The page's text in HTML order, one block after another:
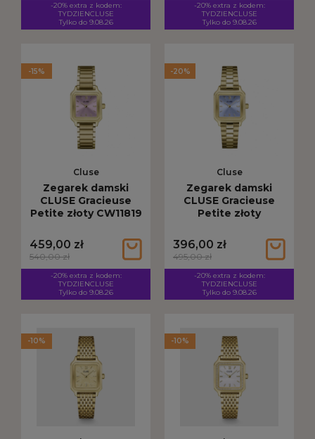
-20% extra z kodem:
TYDZIENCLUSE
Tylko do 9.08.26
-20% extra z kodem:
TYDZIENCLUSE
Tylko do 9.08.26
Cluse
Zegarek damski
CLUSE Gracieuse
Petite złoty CW11819
459,00 zł
540,00 zł
-20% extra z kodem:
TYDZIENCLUSE
Tylko do 9.08.26
-15%
Cluse
Zegarek damski
CLUSE Gracieuse
Petite złoty
396,00 zł
495,00 zł
-20% extra z kodem:
TYDZIENCLUSE
Tylko do 9.08.26
-20%
-10% -10%